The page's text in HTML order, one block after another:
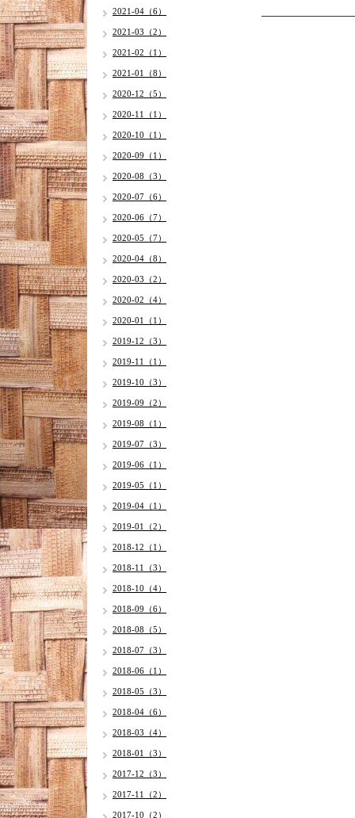
2021-04（6）
2021-03（2）
2021-02（1）
2021-01（8）
2020-12（5）
2020-11（1）
2020-10（1）
2020-09（1）
2020-08（3）
2020-07（6）
2020-06（7）
2020-05（7）
2020-04（8）
2020-03（2）
2020-02（4）
2020-01（1）
2019-12（3）
2019-11（1）
2019-10（3）
2019-09（2）
2019-08（1）
2019-07（3）
2019-06（1）
2019-05（1）
2019-04（1）
2019-01（2）
2018-12（1）
2018-11（3）
2018-10（4）
2018-09（6）
2018-08（5）
2018-07（3）
2018-06（1）
2018-05（3）
2018-04（6）
2018-03（4）
2018-01（3）
2017-12（3）
2017-11（2）
2017-10（2）